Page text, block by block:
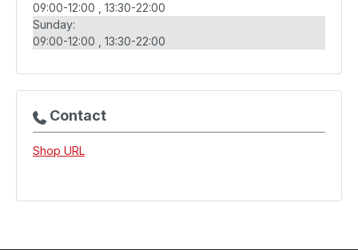
09:00-12:00
13:30-22:00
Sunday:
09:00-12:00
13:30-22:00
Contact
Shop URL